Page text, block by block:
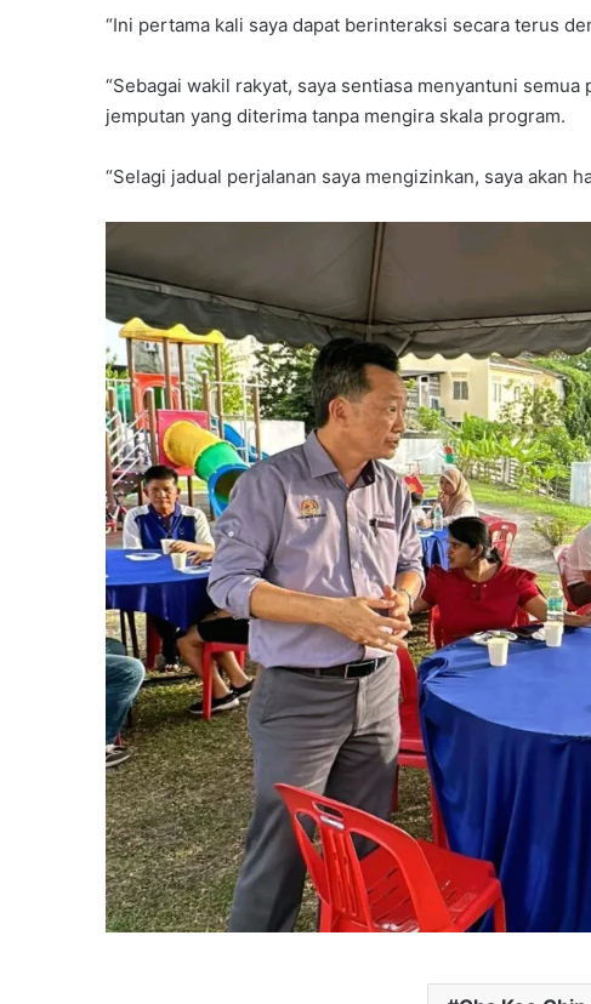
“Ini pertama kali saya dapat berinteraksi secara terus
“Sebagai wakil rakyat, saya sentiasa menyantuni
jemputan yang diterima tanpa mengira skala program.
“Selagi jadual perjalanan saya mengizinkan, saya akan